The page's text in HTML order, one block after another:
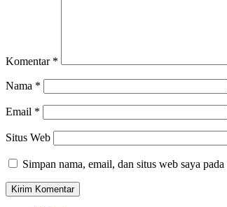
Komentar *
Nama *
Email *
Situs Web
Simpan nama, email, dan situs web saya